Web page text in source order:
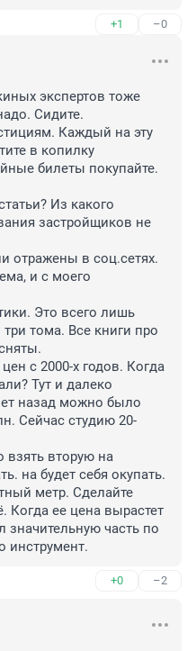
+1 –0
экспертов тоже
Сидите.
Каждый на эту
в копилку
билеты покупайте.
Из какого
застройщиков не
отражены в соц.сетях.
и с моего
Это всего лишь
три тома. Все книги про
с 2000-х годов. Когда
Тут и далеко
назад можно было
Сейчас студию 20-
взять вторую на
на будет себя окупать.
метр. Сделайте
Когда ее цена вырастет
значительную часть по
инструмент.
+0 –2